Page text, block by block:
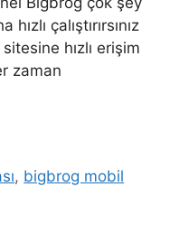
çalıştırırsınız
hızlı erişim
zaman
, bigbrog mobil